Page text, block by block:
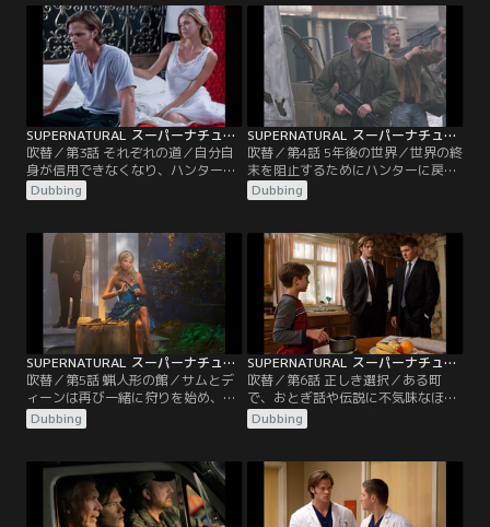
ーズンは、魔王ルシファーが復活し
た後、サム、ディーン、ボビーが、
様々な困難に立ち向かっていくとい
う物語で幕を開ける。彼らは、天使
カスティエルに関する驚くべき情報
をチャックから聞き…。
仲間でもあるルーファスが、ある町
で悪魔の攻撃に遭い、緊急の援護を
求めてくる。その町に駆けつけた二
人は、住人たちがある“幻覚”を見せ
られ、互いを悪魔だと思い込み殺し
あっていることに…。
SUPERNATURAL スーパーナチュラル シーズン5 第03話／吹替
吹替／第3話 それぞれの道／自分自
身が信用できなくなり、ハンターを
やめる決意を固めたサム。だが、あ
る夜 夢の中に現れた恋人のジェシカ
持ちは大きく揺さぶられる。一方
“世界の終末”を阻止するために一人
で狩りを続けているディーンは、天
使のカスティエルと共に大天使ラフ
ァエルを捜し出し、神の居場所を突
き止めようと…。
Dubbing
SUPERNATURAL スーパーナチュラル シーズン5 第04話／吹替
吹替／第4話 5年後の世界／世界の終
末を阻止するためにハンターに戻り
たいと言うサム。だが、ディーンは
その申し出をはねつける。数時間
悪魔のウイルスに感染した凶暴な住
人たちに襲われる。そこで、自分が
5年後にタイムワープしたことを知
ったディーンは、“未来のディー
ン”に遭遇し…。
Dubbing
SUPERNATURAL スーパーナチュラル シーズン5 第05話／吹替
吹替／第5話 蝋人形の館／サムとデ
ィーンは再び一緒に狩りを始め、小
さな町の殺人事件を調査する。不思
議なことに、事件の犯人はすでに亡
名人の幽霊だった。だが、あるティ
ーンエイジャーたちが“まだ生きて
いる”有名人に誘拐された時、二人
は犯人が幽霊ではないことに気づ
Dubbing
SUPERNATURAL スーパーナチュラル シーズン5 第06話／吹替
吹替／第6話 正しき選択／ある町
で、おとぎ話や伝説に不気味なほど
よく似た殺人事件が次々と起きる。
調査を続けるサムとディーンは、ジ
事件の鍵を握っていることを突き止
める。このあどけない子供が何かを
信じると、それが現実になっていく
のを見て、立ちすくむ二人。カステ
Dubbing